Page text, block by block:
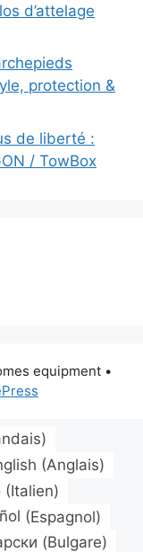
d’attelage
protection &
de liberté :
/ TowBox
equipment•
)
(Anglais)
(Italien)
(Espagnol)
(Bulgare)